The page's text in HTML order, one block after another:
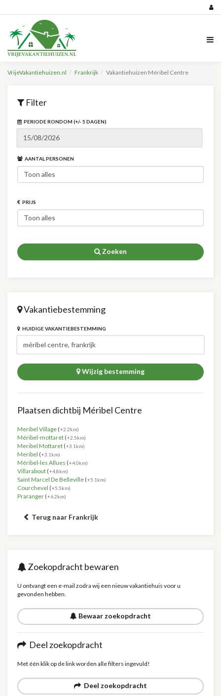
VrijeVakantiehuizen.nl Frankrijk Vakantiehuizen Méribel Centre
Filter
PERIODE RONDOM (+/- 5 DAGEN)
AANTAL PERSONEN
PRIJS
Zoeken
Vakantiebestemming
HUIDIGE VAKANTIEBESTEMMING
Wijzig bestemming
Plaatsen dichtbij Méribel Centre
Meribel Village (+2.2km)
Méribel-mottaret (+2.5km)
Meribel Mottaret (+3.1km)
Meribel (+3.1km)
Méribel-les Allues (+4.0km)
Villarabout (+4.8km)
Saint Marcel De Belleville (+5.1km)
Courchevel (+5.5km)
Praranger (+6.2km)
Terug naar Frankrijk
Zoekopdracht bewaren
U ontvangt een e-mail zodra wij een nieuw vakantiehuis voor u
gevonden hebben.
Bewaar zoekopdracht
Deel zoekopdracht
Met één klik op de link worden alle filters ingevuld!
Deel zoekopdracht